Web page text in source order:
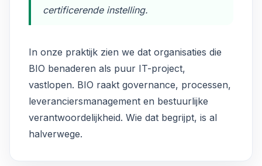
certificerende instelling.
In onze praktijk zien we dat organisaties die
BIO benaderen als puur IT-project,
vastlopen. BIO raakt governance, processen,
leveranciersmanagement en bestuurlijke
verantwoordelijkheid. Wie dat begrijpt, is al
halverwege.